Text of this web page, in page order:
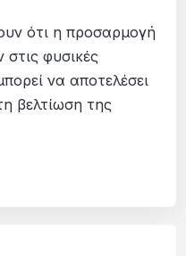
ότι η προσαρμογή
φυσικές
να αποτελέσει
βελτίωση της